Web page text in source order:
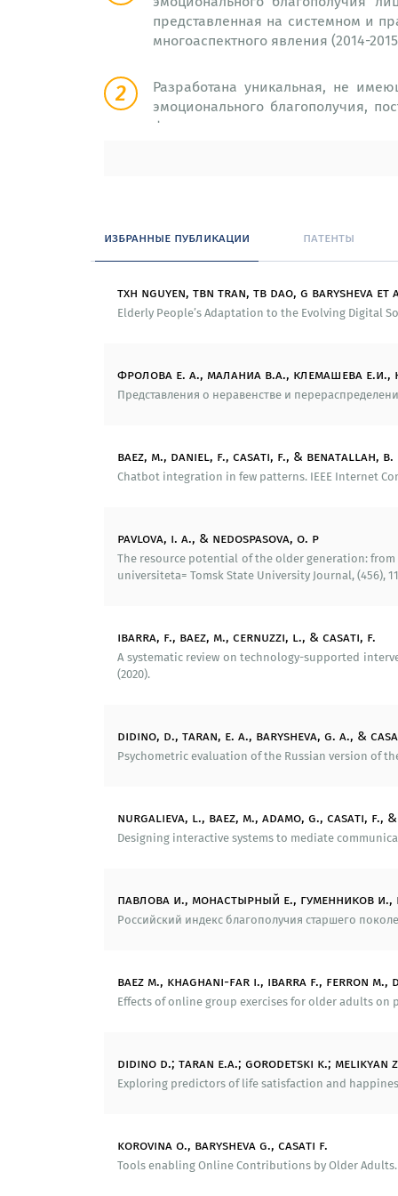
представленная на системном и
многоаспектного явления (2014-
Разработана уникальная, не
эмоционального благополучия,
физического, эмоционального,
населения региона,
включает в себя
медицинских технологий
совокупности социально-
технология позволяет проводить
использовании мобильных
научных исследований
использовался в дальнейшей
масштабное социологическое
удовлетворённости жизнью).
старшего поколения и
основные признаки высокого
социальной политики,
эффективности социальной
оказания социальной помощи
ориентированного подхода к
обслуживания одиноких пожилых
«культуры старения» и
Разработана методика
опроса и процедура
делового и социально-
эффективности траекторий
высокий теоретико-
пожилых людей Томской области и
Разработаны Рекомендации по
сформированные по 5 блокам: в
избранные публикации патенты
txh nguyen, tbn tran, tb dao, g barysheva et
Elderly People’s Adaptation to the Evolving Digital
фролова е. а., маланиа в.а., клемашева е.и.,
Представления о неравенстве и
baez, m., daniel, f., casati, f., & benatallah, b.
Chatbot integration in few patterns. IEEE Internet
pavlova, i. a., & nedospasova, o. p
The resource potential of the older generation:
universiteta= Tomsk State University Journal, (456),
ibarra, f., baez, m., cernuzzi, l., & casati, f.
A systematic review on technology-supported
(2020).
didino, d., taran, e. a., barysheva, g. a., &
Psychometric evaluation of the Russian version of
nurgalieva, l., baez, m., adamo, g., casati, f., &
Designing interactive systems to mediate
павлова и., монастырный е., гуменников и.,
Российский индекс благополучия старшего
baez m., khaghani-far i., ibarra f., ferron m.,
Effects of online group exercises for older adults on
didino d.; taran e.a.; gorodetski k.; melikyan
Exploring predictors of life satisfaction and
korovina o., barysheva g., casati f.
Tools enabling Online Contributions by Older Adults.